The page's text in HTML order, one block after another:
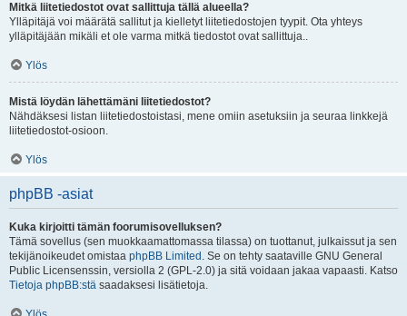
Mitkä liitetiedostot ovat sallittuja tällä alueella?
Ylläpitäjä voi määrätä sallitut ja kielletyt liitetiedostojen tyypit. Ota yhteys
ylläpitäjään mikäli et ole varma mitkä tiedostot ovat sallittuja..
Ylös
Mistä löydän lähettämäni liitetiedostot?
Nähdäksesi listan liitetiedostoistasi, mene omiin asetuksiin ja seuraa linkkejä
liitetiedostot-osioon.
Ylös
phpBB -asiat
Kuka kirjoitti tämän foorumisovelluksen?
Tämä sovellus (sen muokkaamattomassa tilassa) on tuottanut, julkaissut ja sen
tekijänoikeudet omistaa phpBB Limited . Se on tehty saataville GNU General
Public Licensenssin, versiolla 2 (GPL-2.0) ja sitä voidaan jakaa vapaasti. Katso
Tietoja phpBB:stä saadaksesi lisätietoja.